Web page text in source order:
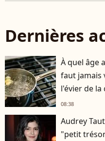
Dernières
À quel âge
faut jamais
l'évier de la
08:38
Audrey
"petit